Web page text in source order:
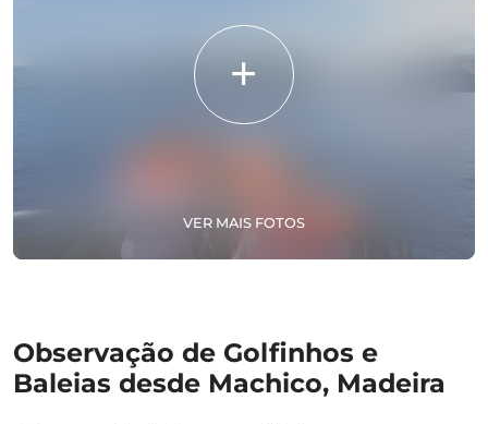
VER MAIS FOTOS
Observação de Golfinhos e
Baleias desde Machico, Madeira